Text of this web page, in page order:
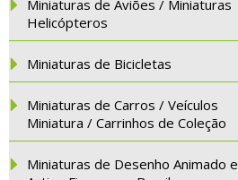
Miniaturas de Aviões / Miniaturas
Helicópteros
Miniaturas de Bicicletas
Miniaturas de Carros / Veículos
Miniatura / Carrinhos de Coleção
Miniaturas de Desenho Animado e